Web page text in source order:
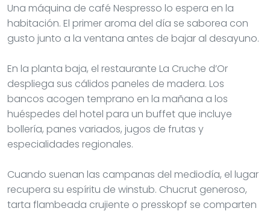
Una máquina de café Nespresso lo espera en la
habitación. El primer aroma del día se saborea con
gusto junto a la ventana antes de bajar al desayuno.
En la planta baja, el restaurante La Cruche d’Or
despliega sus cálidos paneles de madera. Los
bancos acogen temprano en la mañana a los
huéspedes del hotel para un buffet que incluye
bollería, panes variados, jugos de frutas y
especialidades regionales.
Cuando suenan las campanas del mediodía, el lugar
recupera su espíritu de winstub. Chucrut generoso,
tarta flambeada crujiente o presskopf se comparten